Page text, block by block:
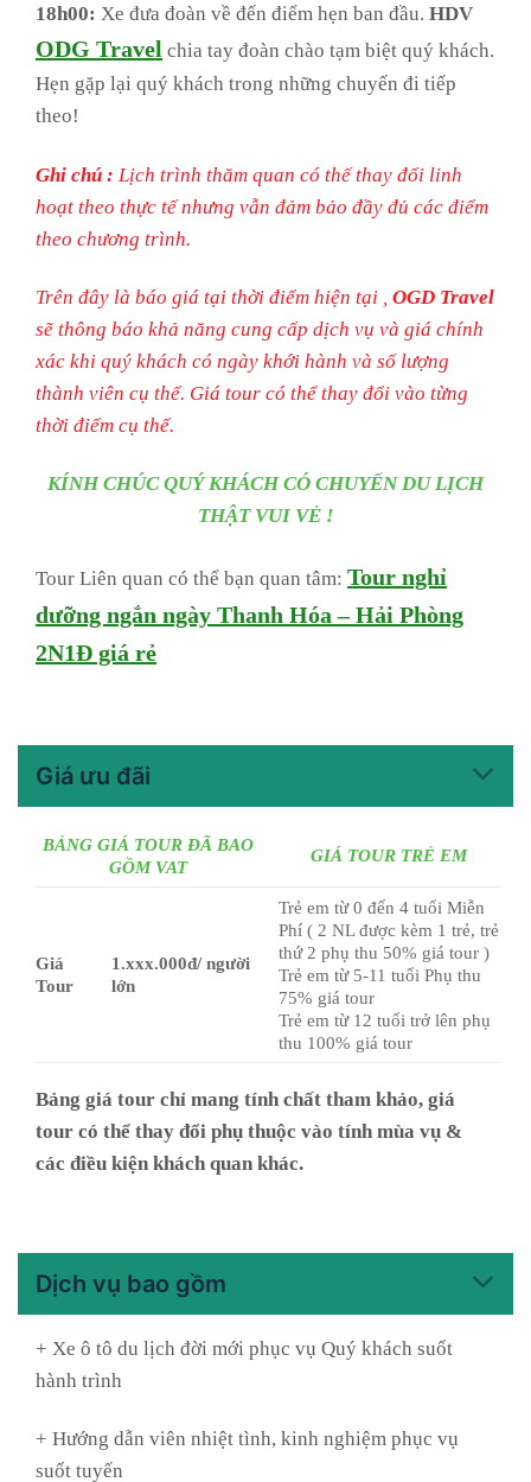
18h00: Xe đưa đoàn về đến điểm hẹn ban đầu. HDV
ODG Travel chia tay đoàn chào tạm biệt quý khách.
Hẹn gặp lại quý khách trong những chuyến đi tiếp
theo!
Ghi chú : Lịch trình thăm quan có thế thay đổi linh
hoạt theo thực tế nhưng vẫn đảm bảo đầy đủ các điểm
theo chương trình.
Trên đây là báo giá tại thời điểm hiện tại ,
OGD Travel
sẽ thông báo khả năng cung cấp dịch vụ và giá chính
xác khi quý khách có ngày khới hành và số lượng
thành viên cụ thể. Giá tour có thể thay đổi vào từng
thời điểm cụ thể.
KÍNH CHÚC QUÝ KHÁCH CÓ CHUYẾN DU LỊCH
THẬT VUI VẺ !
Tour Liên quan có thể bạn quan tâm: Tour nghỉ
dưỡng ngắn ngày Thanh Hóa – Hải Phòng
2N1Đ giá rẻ
Giá ưu đãi
BẢNG GIÁ TOUR ĐÃ BAO
GỒM VAT
GIÁ TOUR TRẺ EM
Giá
Tour
1.xxx.000đ/ người
lớn
Trẻ em từ 0 đến 4 tuổi Miễn
Phí ( 2 NL được kèm 1 trẻ, trẻ
thứ 2 phụ thu 50% giá tour )
Trẻ em từ 5-11 tuổi Phụ thu
75% giá tour
Trẻ em từ 12 tuổi trở lên phụ
thu 100% giá tour
Bảng giá tour chỉ mang tính chất tham khảo, giá
tour có thể thay đổi phụ thuộc vào tính mùa vụ &
các điều kiện khách quan khác.
Dịch vụ bao gồm
+ Xe ô tô du lịch đời mới phục vụ Quý khách suốt
hành trình
+ Hướng dẫn viên nhiệt tình, kinh nghiệm phục vụ
suốt tuyến